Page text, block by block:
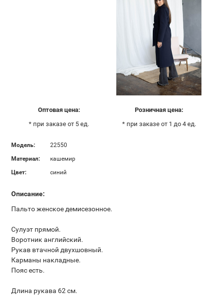
Оптовая цена:
* при заказе от 5 ед.
Розничная цена:
* при заказе от 1 до 4 ед.
Модель:
22550
Материал:
кашемир
Цвет:
синий
Описание:
Пальто женское демисезонное.
Сулуэт прямой.
Воротник английский.
Рукав втачной двухшовный.
Карманы накладные.
Пояс есть.
Длина рукава 62 см.